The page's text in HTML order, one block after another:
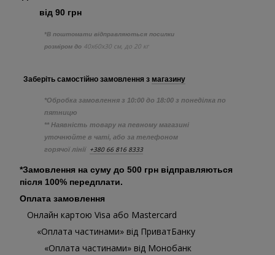
від 90 грн
*В поштомати відправляються посилки
розміром до 40х60х30 см, до 20 кг
Заберіть самостійно замовлення з магазину
*Обробка замовлення з 10:00 до 18:00 з понеділка по
пятницю
** Наявність товару на певному магазині
уточнюйте в чаті, або за телефоном
горячої лінії +380 66 816 8333
*Замовлення на суму до 500 грн відправляються
після 100% передплати.
Оплата замовлення
Онлайн картою Visa або Mastercard
«Оплата частинами» від ПриватБанку
«Оплата частинами» від Монобанк